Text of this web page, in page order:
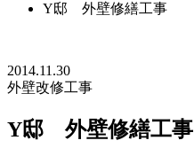
Y邸 外壁修繕工事
2014.11.30
外壁改修工事
Y邸 外壁修繕工事